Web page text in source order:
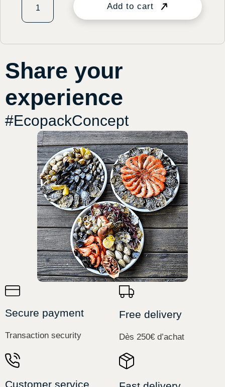
Add to cart
Share your
experience
#EcopackConcept
Secure payment
Transaction security
Free delivery
Dès 250€ d’achat
Customer service